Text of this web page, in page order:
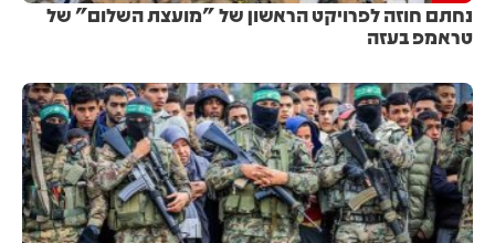
נחתם חוזה לפרויקט הראשון של "מועצת השלום" של
טראמפ בעזה